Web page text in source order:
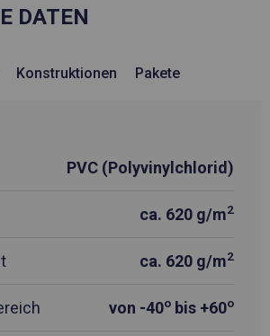
DATEN
Konstruktionen Pakete
PVC (Polyvinylchlorid)
ca. 620 g/m2
ca. 620 g/m2
von -40o bis +60o